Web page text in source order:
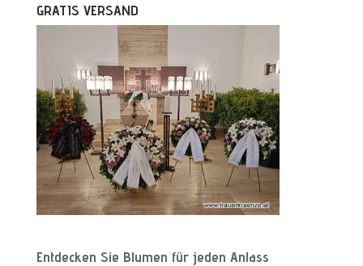
GRATIS VERSAND
Entdecken Sie Blumen für jeden Anlass